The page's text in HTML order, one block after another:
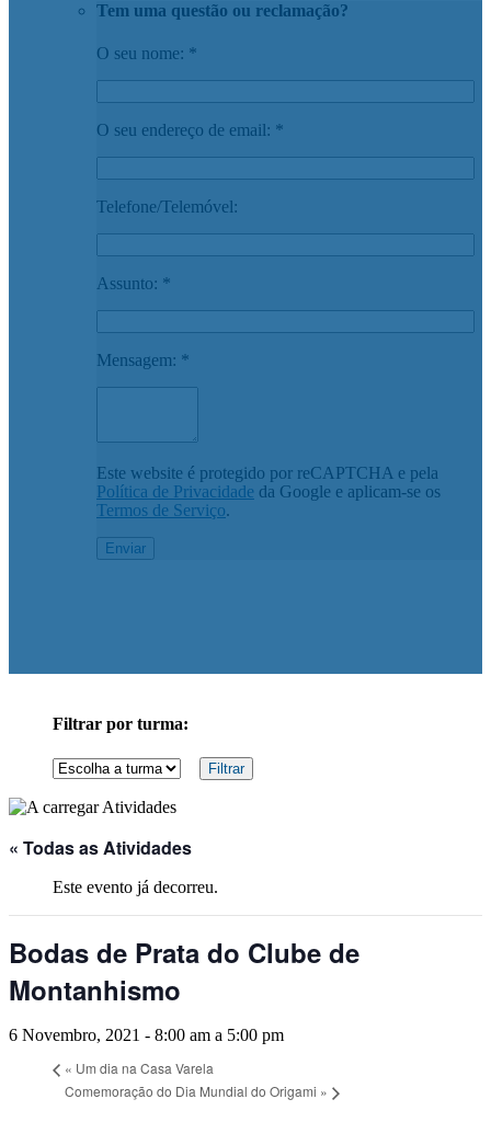
Tem uma questão ou reclamação?
O seu nome: *
O seu endereço de email: *
Telefone/Telemóvel:
Assunto: *
Mensagem: *
Este website é protegido por reCAPTCHA e pela
Política de Privacidade da Google e aplicam-se os
Termos de Serviço.
Filtrar por turma:
« Todas as Atividades
Este evento já decorreu.
Bodas de Prata do Clube de
Montanhismo
6 Novembro, 2021 - 8:00 am a 5:00 pm
« Um dia na Casa Varela
Comemoração do Dia Mundial do Origami »